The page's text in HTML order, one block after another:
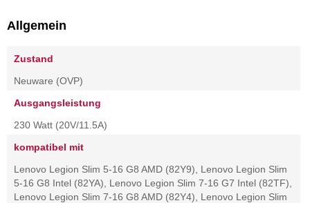
Allgemein
Zustand
Neuware (OVP)
Ausgangsleistung
230 Watt (20V/11.5A)
kompatibel mit
Lenovo Legion Slim 5-16 G8 AMD (82Y9), Lenovo Legion Slim
5-16 G8 Intel (82YA), Lenovo Legion Slim 7-16 G7 Intel (82TF),
Lenovo Legion Slim 7-16 G8 AMD (82Y4), Lenovo Legion Slim